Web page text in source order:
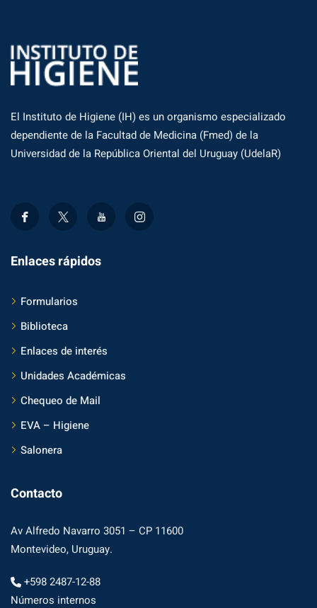
El Instituto de Higiene (IH) es un organismo especializado
dependiente de la Facultad de Medicina (Fmed) de la
Universidad de la República Oriental del Uruguay (UdelaR)
Enlaces rápidos
Formularios
Biblioteca
Enlaces de interés
Unidades Académicas
Chequeo de Mail
EVA – Higiene
Salonera
Contacto
Av Alfredo Navarro 3051 – CP 11600
Montevideo, Uruguay.
+598 2487-12-88
Números internos